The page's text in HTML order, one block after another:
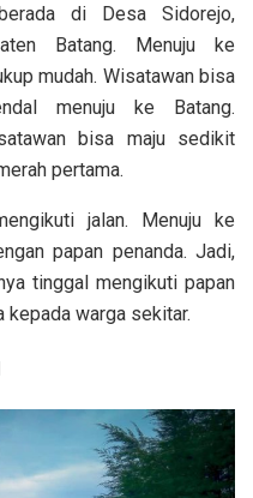
di Desa Sidorejo,
Batang. Menuju ke
mudah. Wisatawan bisa
menuju ke Batang.
bisa maju sedikit
pertama.
jalan. Menuju ke
papan penanda. Jadi,
tinggal mengikuti papan
kepada warga sekitar.